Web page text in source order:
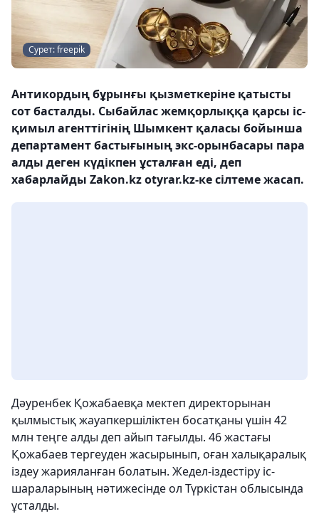
Сурет: freepik
Антикордың бұрынғы қызметкеріне қатысты
сот басталды. Сыбайлас жемқорлыққа қарсы іс-
қимыл агенттігінің Шымкент қаласы бойынша
департамент бастығының экс-орынбасары пара
алды деген күдікпен ұсталған еді, деп
хабарлайды Zakon.kz otyrar.kz-ке сілтеме жасап.
Дәуренбек Қожабаевқа мектеп директорынан
қылмыстық жауапкершіліктен босатқаны үшін 42
млн теңге алды деп айып тағылды. 46 жастағы
Қожабаев тергеуден жасырынып, оған халықаралық
іздеу жарияланған болатын. Жедел-іздестіру іс-
шараларының нәтижесінде ол Түркістан облысында
ұсталды.